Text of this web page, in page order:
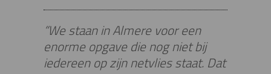
“We staan in Almere voor een
enorme opgave die nog niet bij
iedereen op zijn netvlies staat. Dat